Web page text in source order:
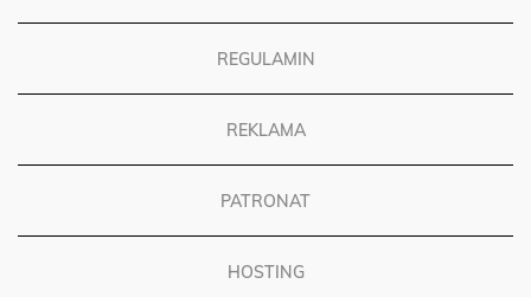
REGULAMIN
REKLAMA
PATRONAT
HOSTING